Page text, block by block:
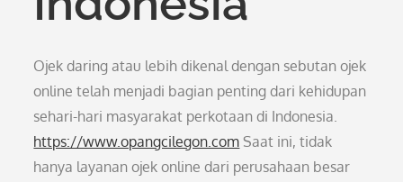
Ojek daring atau lebih dikenal dengan sebutan ojek
online telah menjadi bagian penting dari kehidupan
sehari-hari masyarakat perkotaan di Indonesia.
https://www.opangcilegon.com Saat ini, tidak
hanya layanan ojek online dari perusahaan besar